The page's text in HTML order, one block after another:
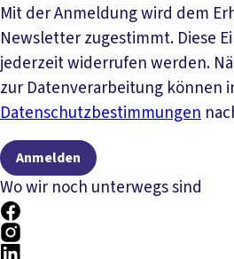
Mit der Anmeldung wird dem
Newsletter zugestimmt. Diese
jederzeit widerrufen werden.
zur Datenverarbeitung können
Datenschutzbestimmungen
Anmelden
Wo wir noch unterwegs sind